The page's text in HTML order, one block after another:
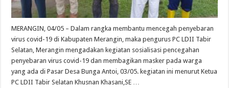
MERANGIN, 04/05 – Dalam rangka membantu mencegah penyebaran
virus covid-19 di Kabupaten Merangin, maka pengurus PC LDII Tabir
Selatan, Merangin mengadakan kegiatan sosialisasi pencegahan
penyebaran virus covid-19 dan membagikan masker pada warga
yang ada di Pasar Desa Bunga Antoi, 03/05. kegiatan ini menurut Ketua
PC LDII Tabir Selatan Khusnan Khasani,SE …